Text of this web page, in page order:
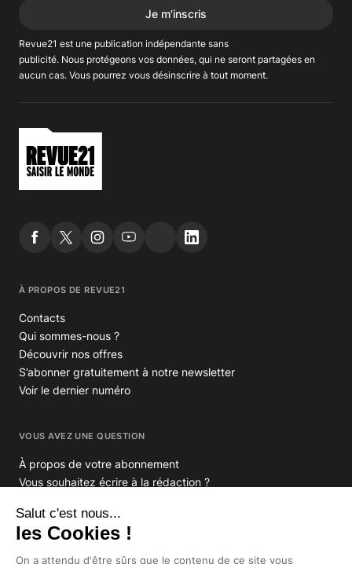
Je m'inscris
Revue21 est une publication indépendante sans
publicité. Nous protégeons vos données, qui ne seront partagées en
aucun cas. Vous pourrez vous désinscrire à tout moment.
À PROPOS DE REVUE21
Contacts
Qui sommes-nous ?
Découvrir nos offres
S’abonner gratuitement à notre newsletter
Voir le dernier numéro
VOUS AVEZ UNE QUESTION
À propos de votre abonnement
Vous souhaitez écrire à la rédaction ?
GROUPE INDIGO PUBLICATIONS
En savoir plus sur Indigo Publications